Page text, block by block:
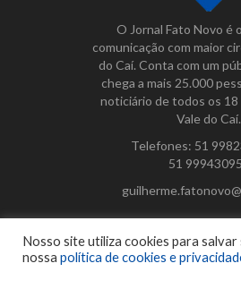
O Jornal Fato Novo é
comunicação com maior
do Caí. Conta com um
chega a mais 25.000
noticiário de todos os 18
Vale do Caí.
Telefones: 51
51
Facebook
Instagram
Twitter
Nosso site utiliza cookies para
nossa política de cookies e